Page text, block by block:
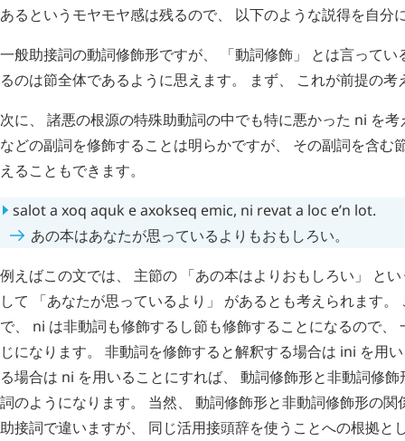
あるというモヤモヤ感は残るので、 以下のような説得を自分
一般助接詞の動詞修飾形ですが、 「動詞修飾」 とは言って
るのは節全体であるように思えます。 まず、 これが前提の考
次に、 諸悪の根源の特殊助動詞の中でも特に悪かった ni を
などの副詞を修飾することは明らかですが、 その副詞を含む
えることもできます。
salota xoq aquk eaxokseq emic, ni revata loc e’n lot.
あの本はあなたが思っているよりもおもしろい。
例えばこの文では、 主節の 「あの本はよりおもしろい」 と
して 「あなたが思っているより」 があるとも考えられます
で、 ni は非動詞も修飾するし節も修飾することになるので、
じになります。 非動詞を修飾すると解釈する場合は ini を用
る場合は ni を用いることにすれば、 動詞修飾形と非動詞修
詞のようになります。 当然、 動詞修飾形と非動詞修飾形の
助接詞で違いますが、 同じ活用接頭辞を使うことへの根拠と